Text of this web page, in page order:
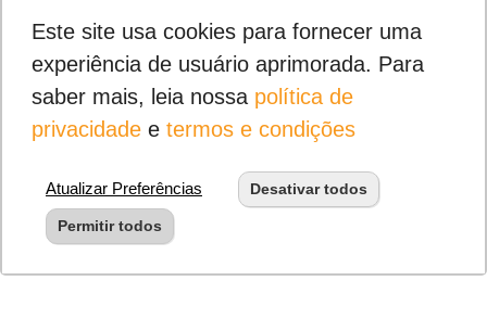
Este site usa cookies para fornecer uma
experiência de usuário aprimorada. Para
saber mais, leia nossa política de
privacidadee termos e condições
Atualizar Preferências Desativar todos
Permitir todos